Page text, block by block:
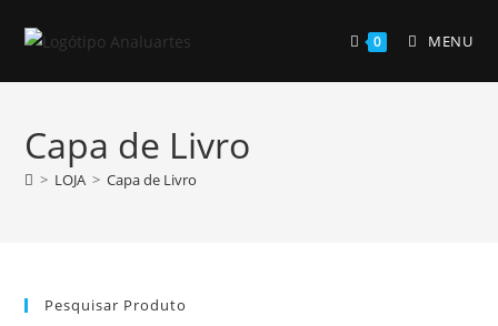
0 MENU
Capa de Livro
> LOJA > Capa de Livro
Pesquisar Produto